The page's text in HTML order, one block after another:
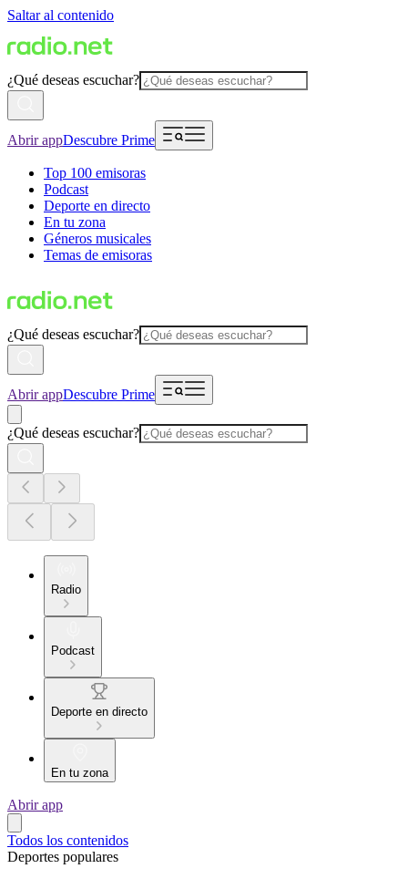
Saltar al contenido
¿Qué deseas escuchar?
Abrir appDescubre Prime
Top 100 emisoras
Podcast
Deporte en directo
En tu zona
Géneros musicales
Temas de emisoras
¿Qué deseas escuchar?
Abrir appDescubre Prime
¿Qué deseas escuchar?
Radio
Podcast
Deporte en directo
En tu zona
Abrir app
Todos los contenidos
Deportes populares